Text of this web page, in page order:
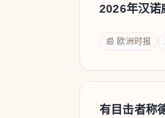
2026年汉诺
📰 欧洲时报
有目击者称